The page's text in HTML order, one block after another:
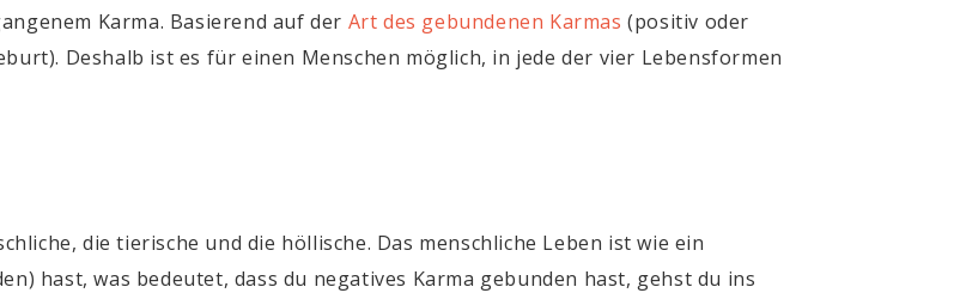
Karma. Basierend auf der Art des gebundenen Karmas (positiv oder
Deshalb ist es für einen Menschen möglich, in jede der vier Lebensformen
die tierische und die höllische. Das menschliche Leben ist wie ein
hast, was bedeutet, dass du negatives Karma gebunden hast, gehst du ins